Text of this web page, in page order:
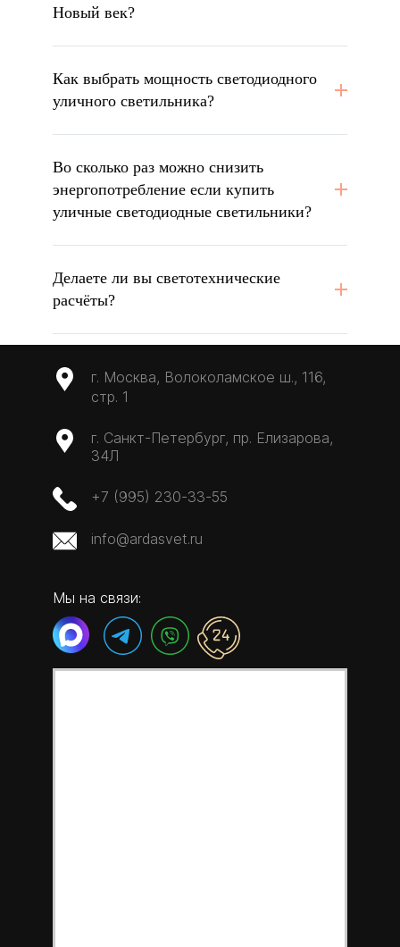
Новый век?
Как выбрать мощность светодиодного
уличного светильника?
Во сколько раз можно снизить
энергопотребление если купить
уличные светодиодные светильники?
Делаете ли вы светотехнические
расчёты?
г. Москва, Волоколамское ш., 116,
стр. 1
г. Санкт-Петербург, пр. Елизарова,
34Л
+7 (995) 230-33-55
info@ardasvet.ru
Мы на связи: